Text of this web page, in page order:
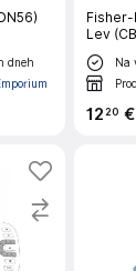
dneh
Lev
Na
12 20 €